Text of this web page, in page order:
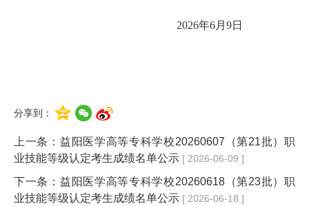
2026年6月9日
分享到：
上一条： 益阳医学高等专科学校20260607（第21批）职
业技能等级认定考生成绩名单公示 [ 2026-06-09 ]
下一条： 益阳医学高等专科学校20260618（第23批）职
业技能等级认定考生成绩名单公示 [ 2026-06-18 ]